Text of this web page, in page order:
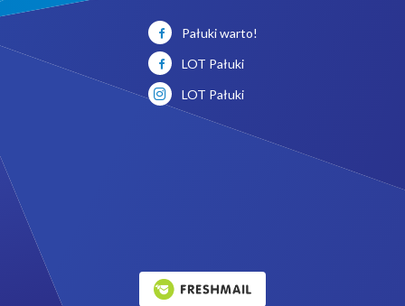
Pałuki warto!
LOT Pałuki
LOT Pałuki